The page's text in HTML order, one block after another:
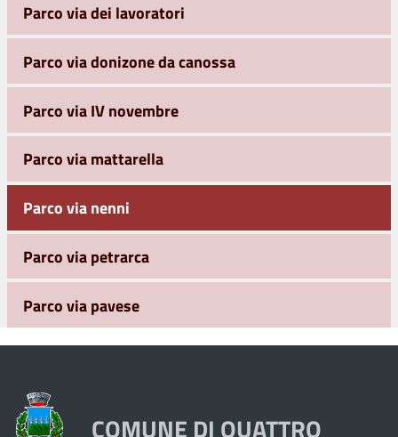
Parco via dei lavoratori
Parco via donizone da canossa
Parco via IV novembre
Parco via mattarella
Parco via nenni
Parco via petrarca
Parco via pavese
COMUNE DI QUATTRO